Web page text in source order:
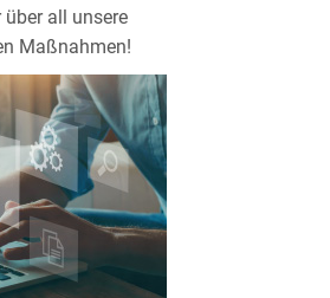
über all unsere
Maßnahmen!